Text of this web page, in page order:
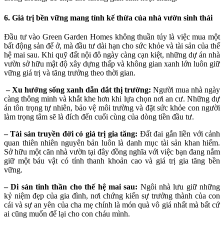
6. Giá trị bền vững mang tính kế thừa của nhà vườn sinh thái
Đầu tư vào Green Garden Homes không thuần túy là việc mua một
bất động sản để ở, mà đầu tư dài hạn cho sức khỏe và tài sản của thế
hệ mai sau. Khi quỹ đất nội đô ngày càng cạn kiệt, những dự án nhà
vườn sở hữu mật độ xây dựng thấp và không gian xanh lớn luôn giữ
vững giá trị và tăng trưởng theo thời gian.
– Xu hướng sống xanh dẫn dắt thị trường: Người mua nhà ngày
càng thông minh và khắt khe hơn khi lựa chọn nơi an cư. Những dự
án tôn trọng tự nhiên, bảo vệ môi trường và đặt sức khỏe con người
làm trọng tâm sẽ là đích đến cuối cùng của dòng tiền đầu tư.
– Tài sản truyền đời có giá trị gia tăng: Đất đai gắn liền với cảnh
quan thiên nhiên nguyên bản luôn là danh mục tài sản khan hiếm.
Sở hữu một căn nhà vườn tại đây đồng nghĩa với việc bạn đang nắm
giữ một báu vật có tính thanh khoản cao và giá trị gia tăng bền
vững.
– Di sản tinh thần cho thế hệ mai sau: Ngôi nhà lưu giữ những
kỷ niệm đẹp của gia đình, nơi chứng kiến sự trưởng thành của con
cái và sự an yên của cha mẹ chính là món quà vô giá nhất mà bất cứ
ai cũng muốn để lại cho con cháu mình.